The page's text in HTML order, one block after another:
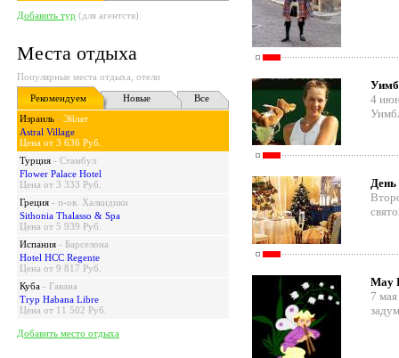
Добавить тур (для агентств)
Места отдыха
Популярные места отдыха, отели
Рекомендуем
Новые
Все
Израиль - Эйлат
Astral Village
Цена от 3 636 Руб.
Турция - Стамбул
Flower Palace Hotel
Цена от 3 333 Руб.
Греция - п-ов. Халкидики
Sithonia Thalasso & Spa
Цена от 5 939 Руб.
Испания - Барселона
Hotel HCC Regente
Цена от 9 817 Руб.
Куба - Гавана
Tryp Habana Libre
Цена от 11 502 Руб.
Добавить место отдыха
4
День
May
7